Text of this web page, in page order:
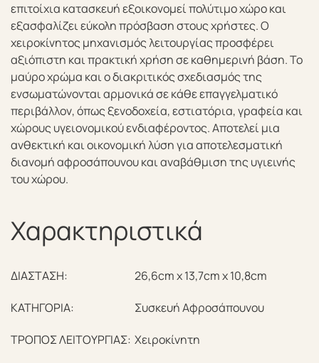
επιτοίχια κατασκευή εξοικονομεί πολύτιμο χώρο και
εξασφαλίζει εύκολη πρόσβαση στους χρήστες. Ο
χειροκίνητος μηχανισμός λειτουργίας προσφέρει
αξιόπιστη και πρακτική χρήση σε καθημερινή βάση. Το
μαύρο χρώμα και ο διακριτικός σχεδιασμός της
ενσωματώνονται αρμονικά σε κάθε επαγγελματικό
περιβάλλον, όπως ξενοδοχεία, εστιατόρια, γραφεία και
χώρους υγειονομικού ενδιαφέροντος. Αποτελεί μια
ανθεκτική και οικονομική λύση για αποτελεσματική
διανομή αφροσάπουνου και αναβάθμιση της υγιεινής
του χώρου.
Χαρακτηριστικά
ΔΙΑΣΤΑΣΗ: 26,6cm x 13,7cm x 10,8cm
ΚΑΤΗΓΟΡΙΑ: Συσκευή Αφροσάπουνου
ΤΡΟΠΟΣ ΛΕΙΤΟΥΡΓΙΑΣ: Χειροκίνητη